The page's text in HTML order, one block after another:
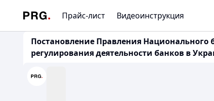
Прайс-лист Видеоинструкция
Постановление Правления Национального
регулирования деятельности банков в